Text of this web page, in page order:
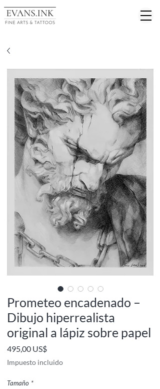
Prometeo encadenado –
Dibujo hiperrealista
original a lápiz sobre papel
495,00 US$Precio
Impuesto incluido
Tamaño *